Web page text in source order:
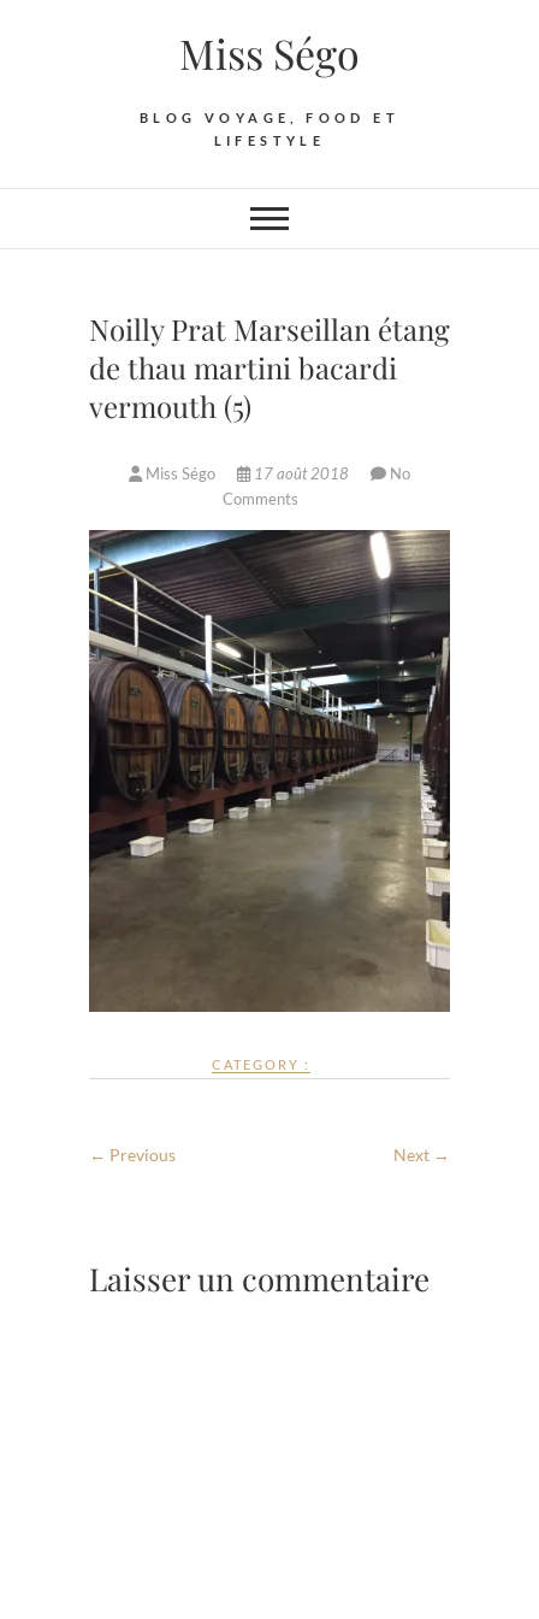
Miss Ségo
BLOG VOYAGE, FOOD ET
LIFESTYLE
Noilly Prat Marseillan étang
de thau martini bacardi
vermouth (5)
Miss Ségo 17 août 2018
No
Comments
CATEGORY :
← Previous Next →
Laisser un commentaire